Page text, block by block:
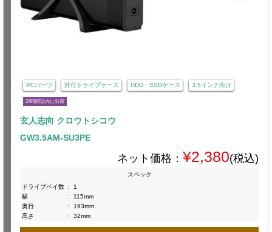
PCパーツ 外付ドライブケース HDD・SSDケース 3.5インチ向け
24時間以内に出荷
玄人志向 クロウトシコウ
GW3.5AM-SU3PE
ネット価格： ¥2,380(税込)
スペック
ドライブベイ数 :
1
幅
:
115mm
奥行
:
193mm
高さ
: 32mm